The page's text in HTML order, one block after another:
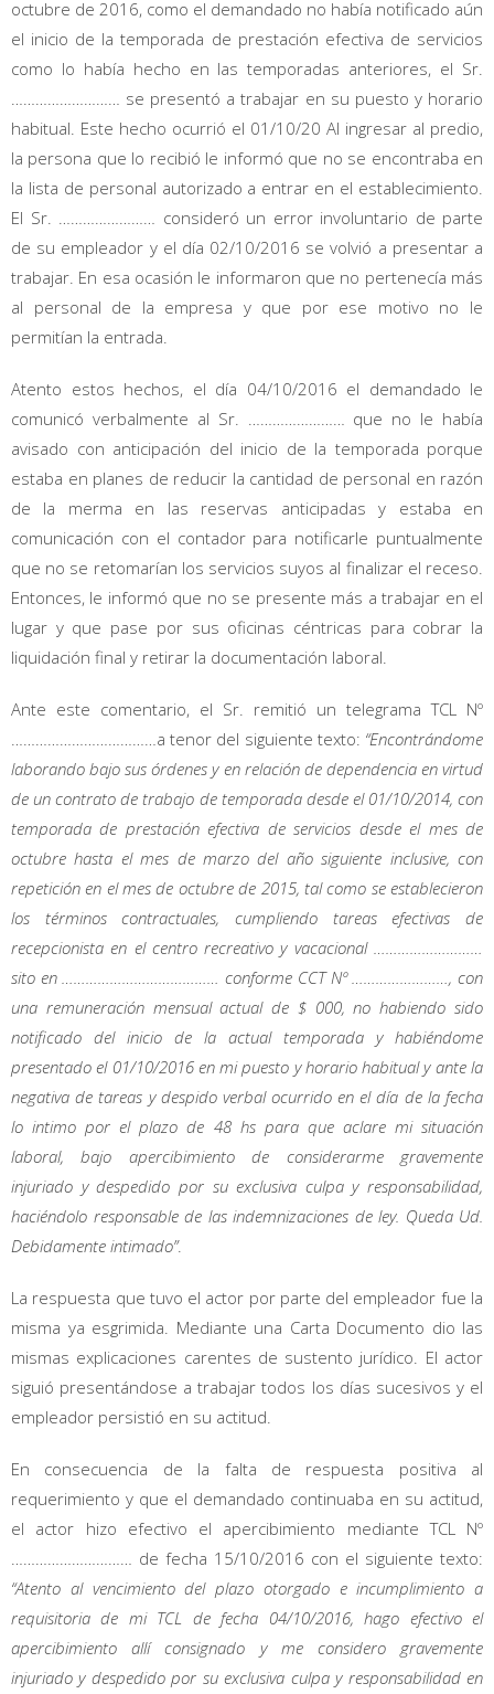
octubre de 2016, como el demandado no había notificado aún
el inicio de la temporada de prestación efectiva de servicios
como lo había hecho en las temporadas anteriores, el Sr.
……………………… se presentó a trabajar en su puesto y horario
habitual. Este hecho ocurrió el 01/10/20 Al ingresar al predio,
la persona que lo recibió le informó que no se encontraba en
la lista de personal autorizado a entrar en el establecimiento.
El Sr. …………………… consideró un error involuntario de parte
de su empleador y el día 02/10/2016 se volvió a presentar a
trabajar. En esa ocasión le informaron que no pertenecía más
al personal de la empresa y que por ese motivo no le
permitían la entrada.
Atento estos hechos, el día 04/10/2016 el demandado le
comunicó verbalmente al Sr. …………………… que no le había
avisado con anticipación del inicio de la temporada porque
estaba en planes de reducir la cantidad de personal en razón
de la merma en las reservas anticipadas y estaba en
comunicación con el contador para notificarle puntualmente
que no se retomarían los servicios suyos al finalizar el receso.
Entonces, le informó que no se presente más a trabajar en el
lugar y que pase por sus oficinas céntricas para cobrar la
liquidación final y retirar la documentación laboral.
Ante este comentario, el Sr. remitió un telegrama TCL Nº
………………………………a tenor del siguiente texto: “Encontrándome
laborando bajo sus órdenes y en relación de dependencia en virtud
de un contrato de trabajo de temporada desde el 01/10/2014, con
temporada de prestación efectiva de servicios desde el mes de
octubre hasta el mes de marzo del año siguiente inclusive, con
repetición en el mes de octubre de 2015, tal como se establecieron
los términos contractuales, cumpliendo tareas efectivas de
recepcionista en el centro recreativo y vacacional ………………………
sito en ………………………………… conforme CCT Nº ……………………, con
una remuneración mensual actual de $ 000, no habiendo sido
notificado del inicio de la actual temporada y habiéndome
presentado el 01/10/2016 en mi puesto y horario habitual y ante la
negativa de tareas y despido verbal ocurrido en el día de la fecha
lo intimo por el plazo de 48 hs para que aclare mi situación
laboral, bajo apercibimiento de considerarme gravemente
injuriado y despedido por su exclusiva culpa y responsabilidad,
haciéndolo responsable de las indemnizaciones de ley. Queda Ud.
Debidamente intimado”.
La respuesta que tuvo el actor por parte del empleador fue la
misma ya esgrimida. Mediante una Carta Documento dio las
mismas explicaciones carentes de sustento jurídico. El actor
siguió presentándose a trabajar todos los días sucesivos y el
empleador persistió en su actitud.
En consecuencia de la falta de respuesta positiva al
requerimiento y que el demandado continuaba en su actitud,
el actor hizo efectivo el apercibimiento mediante TCL Nº
………………………… de fecha 15/10/2016 con el siguiente texto:
“Atento al vencimiento del plazo otorgado e incumplimiento a
requisitoria de mi TCL de fecha 04/10/2016, hago efectivo el
apercibimiento allí consignado y me considero gravemente
injuriado y despedido por su exclusiva culpa y responsabilidad en